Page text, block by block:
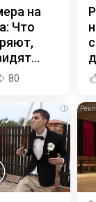
на
Что
80
i